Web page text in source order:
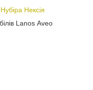
Нубіра Нексія
Lanos Aveo